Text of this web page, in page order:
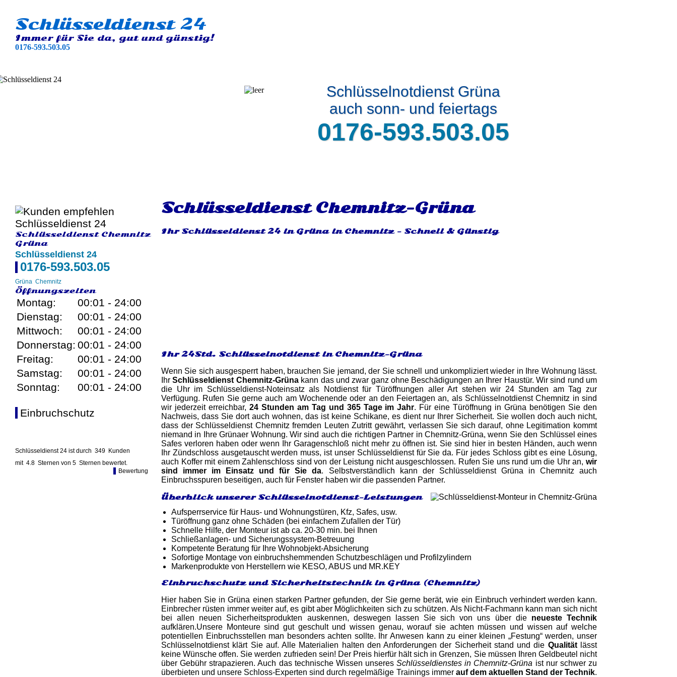
Schlüsseldienst 24
Immer für Sie da, gut und günstig!
0176-593.503.05
Schlüsselnotdienst Grüna
auch sonn- und feiertags
0176-593.503.05
Schlüsseldienst Chemnitz
Grüna
Schlüsseldienst 24
0176-593.503.05
Grüna Chemnitz
Öffnungszeiten
Montag:
00:01 - 24:00
Dienstag:
00:01 - 24:00
Mittwoch:
00:01 - 24:00
Donnerstag: 00:01 - 24:00
Freitag:
00:01 - 24:00
Samstag:
00:01 - 24:00
Sonntag:
00:01 - 24:00
Einbruchschutz
Schlüsseldienst 24 ist durch 349 Kunden
mit 4.8 Sternen von 5 Sternen bewertet.
Bewertung
Schlüsseldienst Chemnitz-Grüna
Ihr Schlüsseldienst 24 in Grüna in Chemnitz - Schnell & Günstig
Ihr 24Std. Schlüsselnotdienst in Chemnitz-Grüna
Wenn Sie sich ausgesperrt haben, brauchen Sie jemand, der Sie schnell und unkompliziert wieder in Ihre Wohnung lässt.
IhrSchlüsseldienst Chemnitz-Grünakann das und zwar ganz ohne Beschädigungen an Ihrer Haustür. Wir sind rund um
die Uhr im Schlüsseldienst-Noteinsatz als Notdienst für Türöffnungen aller Art stehen wir 24 Stunden am Tag zur
Verfügung. Rufen Sie gerne auch am Wochenende oder an den Feiertagen an, als Schlüsselnotdienst Chemnitz in sind
wir jederzeit erreichbar, 24 Stunden am Tag und 365 Tage im Jahr. Für eine Türöffnung in Grüna benötigen Sie den
Nachweis, dass Sie dort auch wohnen, das ist keine Schikane, es dient nur Ihrer Sicherheit. Sie wollen doch auch nicht,
dass der Schlüsseldienst Chemnitz fremden Leuten Zutritt gewährt, verlassen Sie sich darauf, ohne Legitimation kommt
niemand in Ihre Grünaer Wohnung. Wir sind auch die richtigen Partner in Chemnitz-Grüna, wenn Sie den Schlüssel eines
Safes verloren haben oder wenn Ihr Garagenschloß nicht mehr zu öffnen ist. Sie sind hier in besten Händen, auch wenn
Ihr Zündschloss ausgetauscht werden muss, ist unser Schlüsseldienst für Sie da. Für jedes Schloss gibt es eine Lösung,
auch Koffer mit einem Zahlenschloss sind von der Leistung nicht ausgeschlossen. Rufen Sie uns rund um die Uhr an, wir
sind immer im Einsatz und für Sie da. Selbstverständlich kann der Schlüsseldienst Grüna in Chemnitz auch
Einbruchsspuren beseitigen, auch für Fenster haben wir die passenden Partner.
Überblick unserer Schlüsselnotdienst-Leistungen
Aufsperrservice für Haus- und Wohnungstüren, Kfz, Safes, usw.
Türöffnung ganz ohne Schäden (bei einfachem Zufallen der Tür)
Schnelle Hilfe, der Monteur ist ab ca. 20-30 min. bei Ihnen
Schließanlagen- und Sicherungssystem-Betreuung
Kompetente Beratung für Ihre Wohnobjekt-Absicherung
Sofortige Montage von einbruchshemmenden Schutzbeschlägen und Profilzylindern
Markenprodukte von Herstellern wie KESO, ABUS und MR.KEY
Einbruchschutz und Sicherheitstechnik in Grüna (Chemnitz)
Hier haben Sie in Grüna einen starken Partner gefunden, der Sie gerne berät, wie ein Einbruch verhindert werden kann.
Einbrecher rüsten immer weiter auf, es gibt aber Möglichkeiten sich zu schützen. Als Nicht-Fachmann kann man sich nicht
bei allen neuen Sicherheitsprodukten auskennen, deswegen lassen Sie sich von uns über die neueste Technik
aufklären.Unsere Monteure sind gut geschult und wissen genau, worauf sie achten müssen und wissen auf welche
potentiellen Einbruchsstellen man besonders achten sollte. Ihr Anwesen kann zu einer kleinen „Festung“ werden, unser
Schlüsselnotdienst klärt Sie auf. Alle Materialien halten den Anforderungen der Sicherheit stand und die Qualitätlässt
keine Wünsche offen. Sie werden zufrieden sein! Der Preis hierfür hält sich in Grenzen, Sie müssen Ihren Geldbeutel nicht
über Gebühr strapazieren. Auch das technische Wissen unseresSchlüsseldienstes in Chemnitz-Grüna ist nur schwer zu
überbieten und unsere Schloss-Experten sind durch regelmäßige Trainings immer auf dem aktuellen Stand der Technik.